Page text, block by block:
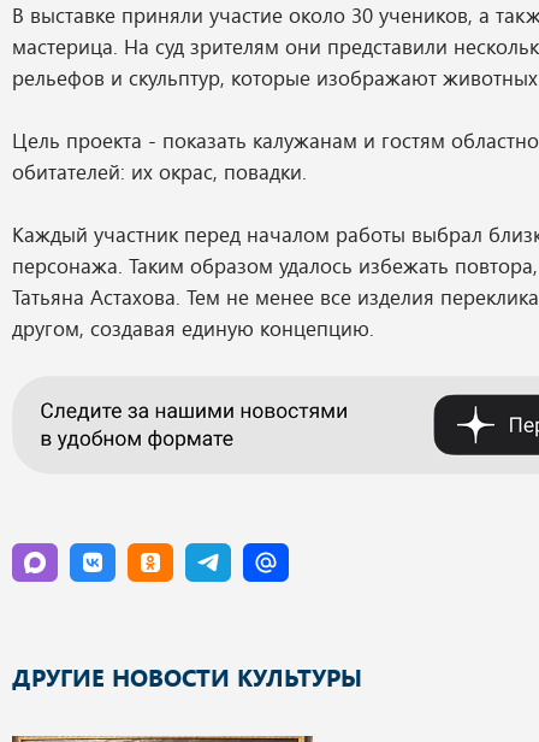
В выставке приняли участие около 30 учеников, а
мастерица. На суд зрителям они представили
рельефов и скульптур, которые изображают
Цель проекта - показать калужанам и гостям
обитателей: их окрас, повадки.
Каждый участник перед началом работы выбрал
персонажа. Таким образом удалось избежать
Татьяна Астахова. Тем не менее все изделия
другом, создавая единую концепцию.
ДРУГИЕ НОВОСТИ КУЛЬТУРЫ